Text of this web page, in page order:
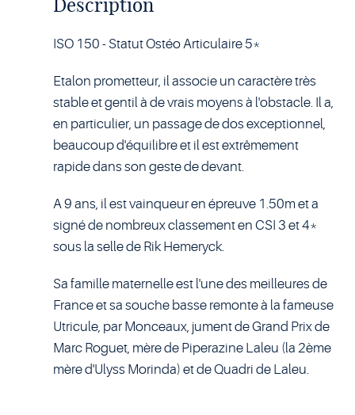
Description
ISO 150 - Statut Ostéo Articulaire 5*
Etalon prometteur, il associe un caractère très
stable et gentil à de vrais moyens à l'obstacle. Il a,
en particulier, un passage de dos exceptionnel,
beaucoup d'équilibre et il est extrêmement
rapide dans son geste de devant.
A 9 ans, il est vainqueur en épreuve 1.50m et a
signé de nombreux classement en CSI 3 et 4*
sous la selle de Rik Hemeryck.
Sa famille maternelle est l'une des meilleures de
France et sa souche basse remonte à la fameuse
Utricule, par Monceaux, jument de Grand Prix de
Marc Roguet, mère de Piperazine Laleu (la 2ème
mère d'Ulyss Morinda) et de Quadri de Laleu.